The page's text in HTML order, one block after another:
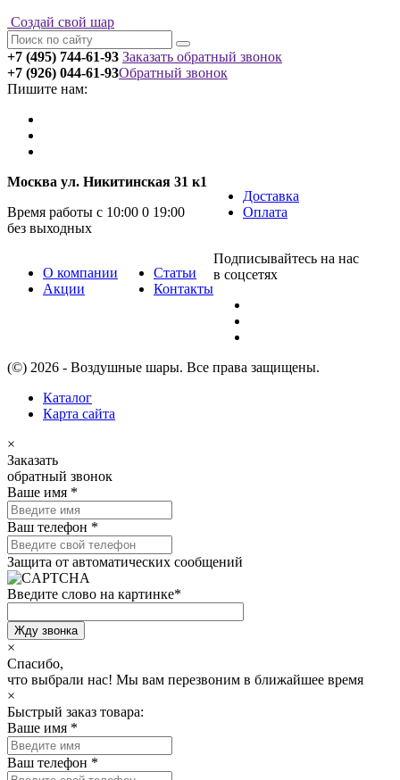
Создай свой шар
+7 (495) 744-61-93 Заказать обратный звонок
+7 (926) 044-61-93
Пишите нам:
Обратный звонок
Москва ул. Никитинская 31 к1
Время работы с 10:00 0 19:00
без выходных
Доставка
Оплата
О компании
Акции
Статьи
Контакты
Подписывайтесь на нас
в соцсетях
(©) 2026 - Воздушные шары. Все права защищены.
Каталог
Карта сайта
×
Заказать
обратный звонок
Ваше имя *
Ваш телефон *
Защита от автоматических сообщений
Введите слово на картинке*
×
Спасибо,
что выбрали нас! Мы вам перезвоним в ближайшее время
×
Быстрый заказ товара:
Ваше имя *
Ваш телефон *